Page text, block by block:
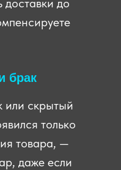
брак
или скрытый
только
товара, —
даже если